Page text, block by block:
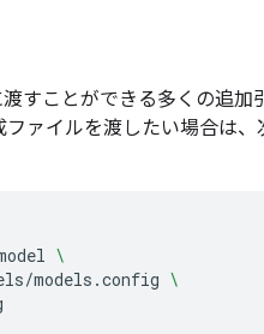
すことができる多くの追加
ァイルを渡したい場合は、
\
models.config \